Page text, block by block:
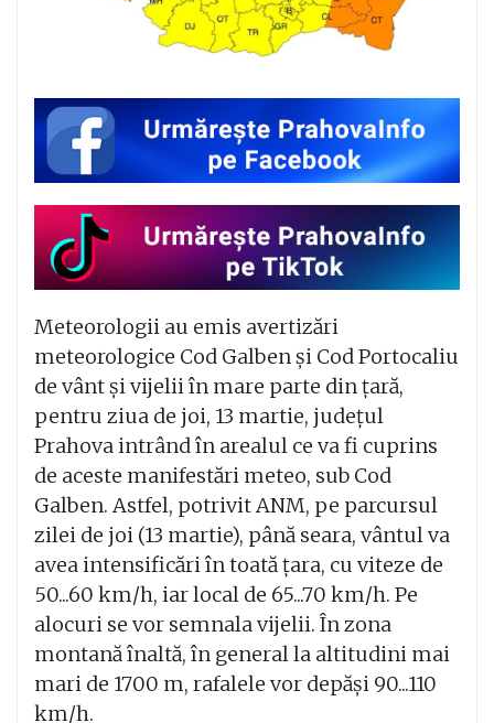
Meteorologii au emis avertizări
meteorologice Cod Galben și Cod Portocaliu
de vânt și vijelii în mare parte din țară,
pentru ziua de joi, 13 martie, județul
Prahova intrând în arealul ce va fi cuprins
de aceste manifestări meteo, sub Cod
Galben. Astfel, potrivit ANM, pe parcursul
zilei de joi (13 martie), până seara, vântul va
avea intensificări în toată țara, cu viteze de
50...60 km/h, iar local de 65...70 km/h. Pe
alocuri se vor semnala vijelii. În zona
montană înaltă, în general la altitudini mai
mari de 1700 m, rafalele vor depăși 90...110
km/h.